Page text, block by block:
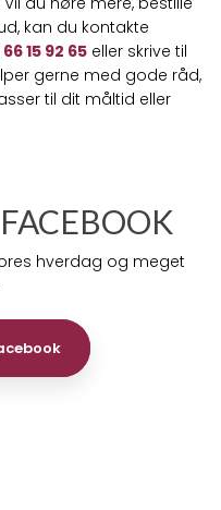
kan du kontakte
66 15 92 65eller skrive til
gerne med gode råd,
til dit måltid eller
hverdag og meget